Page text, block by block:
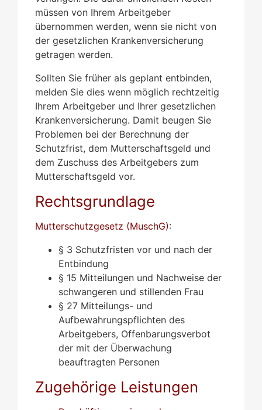
müssen von Ihrem Arbeitgeber
übernommen werden, wenn sie nicht von
der gesetzlichen Krankenversicherung
getragen werden.
Sollten Sie früher als geplant entbinden,
melden Sie dies wenn möglich rechtzeitig
Ihrem Arbeitgeber und Ihrer gesetzlichen
Krankenversicherung. Damit beugen Sie
Problemen bei der Berechnung der
Schutzfrist, dem Mutterschaftsgeld und
dem Zuschuss des Arbeitgebers zum
Mutterschaftsgeld vor.
Rechtsgrundlage
Mutterschutzgesetz (MuschG):
§ 3 Schutzfristen vor und nach der
Entbindung
§ 15 Mitteilungen und Nachweise der
schwangeren und stillenden Frau
§ 27 Mitteilungs- und
Aufbewahrungspflichten des
Arbeitgebers, Offenbarungsverbot
der mit der Überwachung
beauftragten Personen
Zugehörige Leistungen